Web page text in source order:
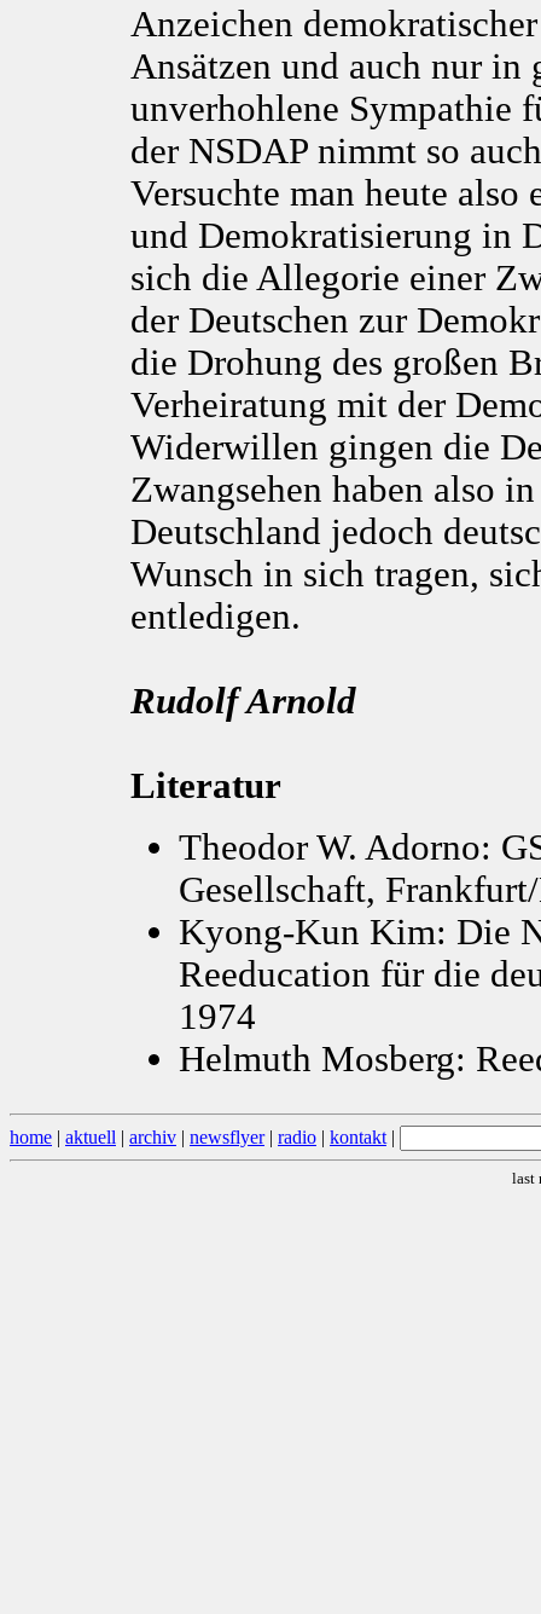
Anzeichen
Ansätzen und auch nur in
unverhohlene Sympathie
der NSDAP nimmt so
Versuchte man heute also
und Demokratisierung in
sich die Allegorie einer
der Deutschen zur
die Drohung des großen
Verheiratung mit der
Widerwillen gingen die
Zwangsehen haben also
Deutschland jedoch
Wunsch in sich tragen,
entledigen.
Rudolf Arnold
Literatur
Theodor W. Adorno:
Gesellschaft,
Kyong-Kun Kim: Die
Reeducation für die
1974
Helmuth Mosberg:
home | aktuell | archiv | newsflyer| radio | kontakt |
last